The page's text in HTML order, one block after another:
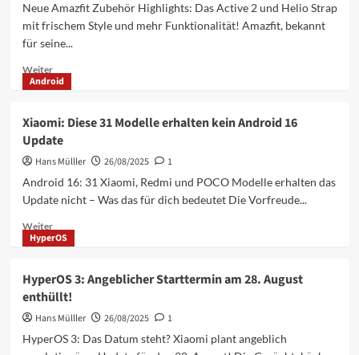
&
Dimensity
Power
Neue Amazfit Zubehör Highlights: Das Active 2 und Helio Strap
mit frischem Style und mehr Funktionalität! Amazfit, bekannt
für seine...
WeiterMehr
Informationen
Active
2
&
Strap:
Neue
mit
Style-
Android
Xiaomi: Diese 31 Modelle erhalten kein Android 16
Update
Hans Mülller 26/08/2025
1
Android 16: 31 Xiaomi, Redmi und POCO Modelle erhalten das
Update nicht – Was das für dich bedeutet Die Vorfreude...
WeiterMehr
Informationen
Diese
31
Modelle
kein
HyperOS
HyperOS 3: Angeblicher Starttermin am 28. August
enthüllt!
Hans Mülller 26/08/2025
1
HyperOS 3: Das Datum steht? Xiaomi plant angeblich